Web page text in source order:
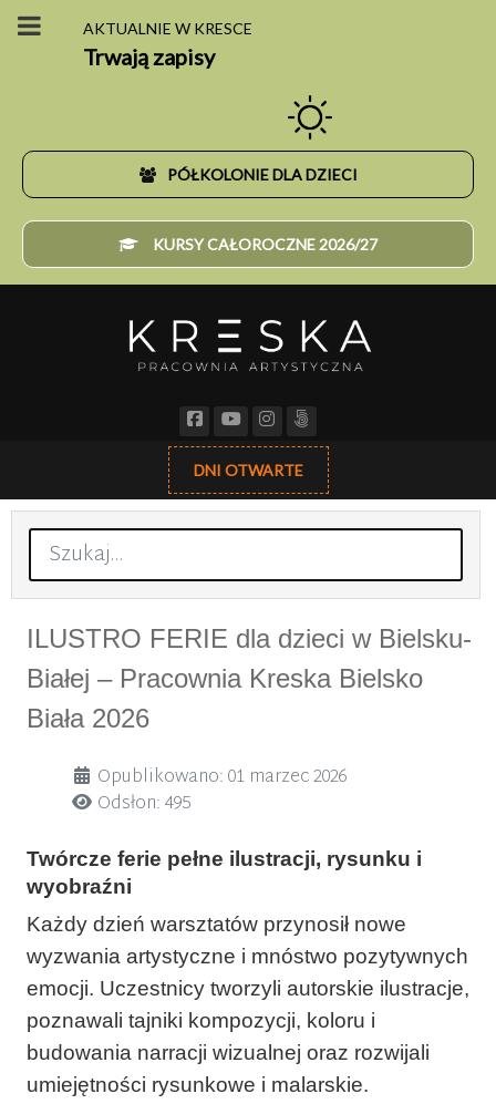
AKTUALNIE W KRESCE
Trwają zapisy
PÓŁKOLONIE DLA DZIECI
KURSY CAŁOROCZNE 2026/27
DNI OTWARTE
Szukaj
ILUSTRO FERIE dla dzieci w Bielsku-
Białej – Pracownia Kreska Bielsko
Biała 2026
SzczegółyOpublikowano: 01 marzec 2026
Odsłon: 495
Twórcze ferie pełne ilustracji, rysunku i
wyobraźni
Każdy dzień warsztatów przynosił nowe
wyzwania artystyczne i mnóstwo pozytywnych
emocji. Uczestnicy tworzyli autorskie ilustracje,
poznawali tajniki kompozycji, koloru i
budowania narracji wizualnej oraz rozwijali
umiejętności rysunkowe i malarskie.